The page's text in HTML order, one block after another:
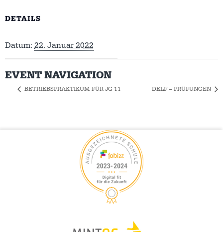
DETAILS
Datum: 22. Januar 2022
EVENT NAVIGATION
BETRIEBSPRAKTIKUM FÜR JG 11 DELF – PRÜFUNGEN